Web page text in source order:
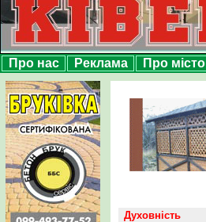
Про нас Реклама Про місто
Духовність